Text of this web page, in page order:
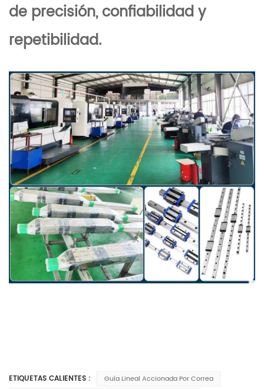
de precisión, confiabilidad y
repetibilidad.
ETIQUETAS CALIENTES :
Guía Lineal Accionada Por Correa